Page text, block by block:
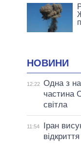
НОВИНИ
12:22 Одна з
частина
світла
11:54
Іран